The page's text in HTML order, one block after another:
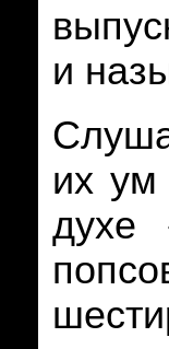
и
их
духе